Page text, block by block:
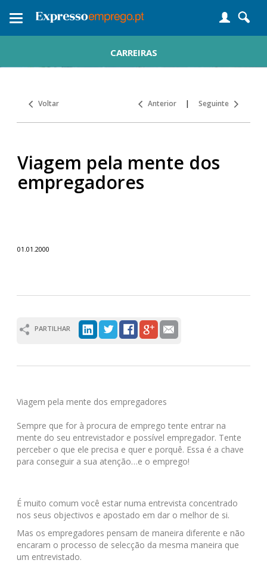
Toggle
CARREIRAS
Voltar Anterior | Seguinte
Viagem pela mente dos
empregadores
01.01.2000
PARTILHAR
Viagem pela mente dos empregadores
Sempre que for à procura de emprego tente entrar na
mente do seu entrevistador e possível empregador. Tente
perceber o que ele precisa e quer e porquê. Essa é a chave
para conseguir a sua atenção…e o emprego!
É muito comum você estar numa entrevista concentrado
nos seus objectivos e apostado em dar o melhor de si.
Mas os empregadores pensam de maneira diferente e não
encaram o processo de selecção da mesma maneira que
um entrevistado.